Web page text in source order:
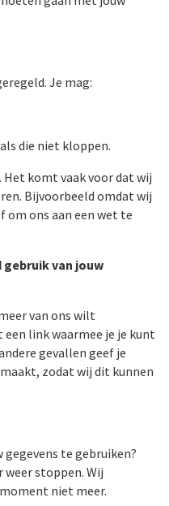
Je mag:
die niet kloppen.
Het komt vaak voor dat wij
Bijvoorbeeld omdat wij
om ons aan een wet te
gebruik van jouw
van ons wilt
link waarmee je je kunt
gevallen geef je
zodat wij dit kunnen
te gebruiken?
stoppen. Wij
niet meer.